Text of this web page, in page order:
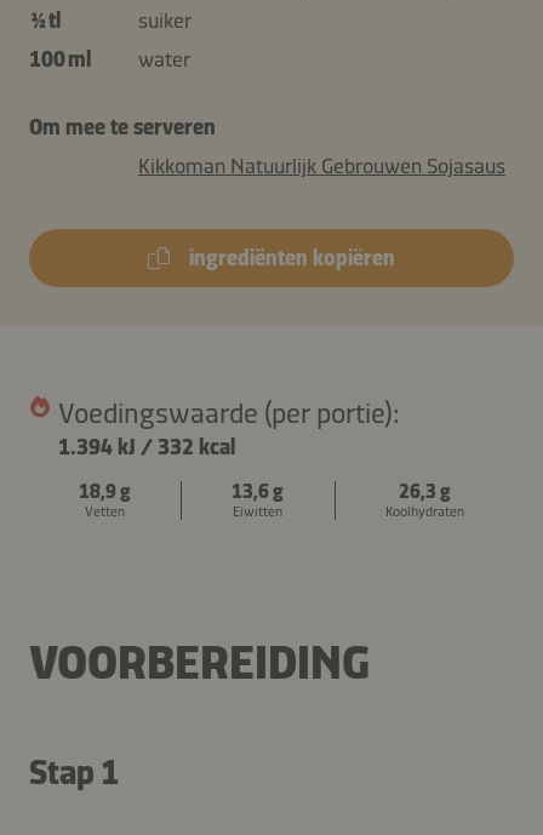
½ tl
suiker
100 ml
water
Om mee te serveren
Kikkoman Natuurlijk Gebrouwen Sojasaus
ingrediënten kopiëren
Voedingswaarde (per portie):
1.394 kJ / 332 kcal
18,9 g
Vetten
13,6 g
Eiwitten
26,3 g
Koolhydraten
VOORBEREIDING
Stap 1